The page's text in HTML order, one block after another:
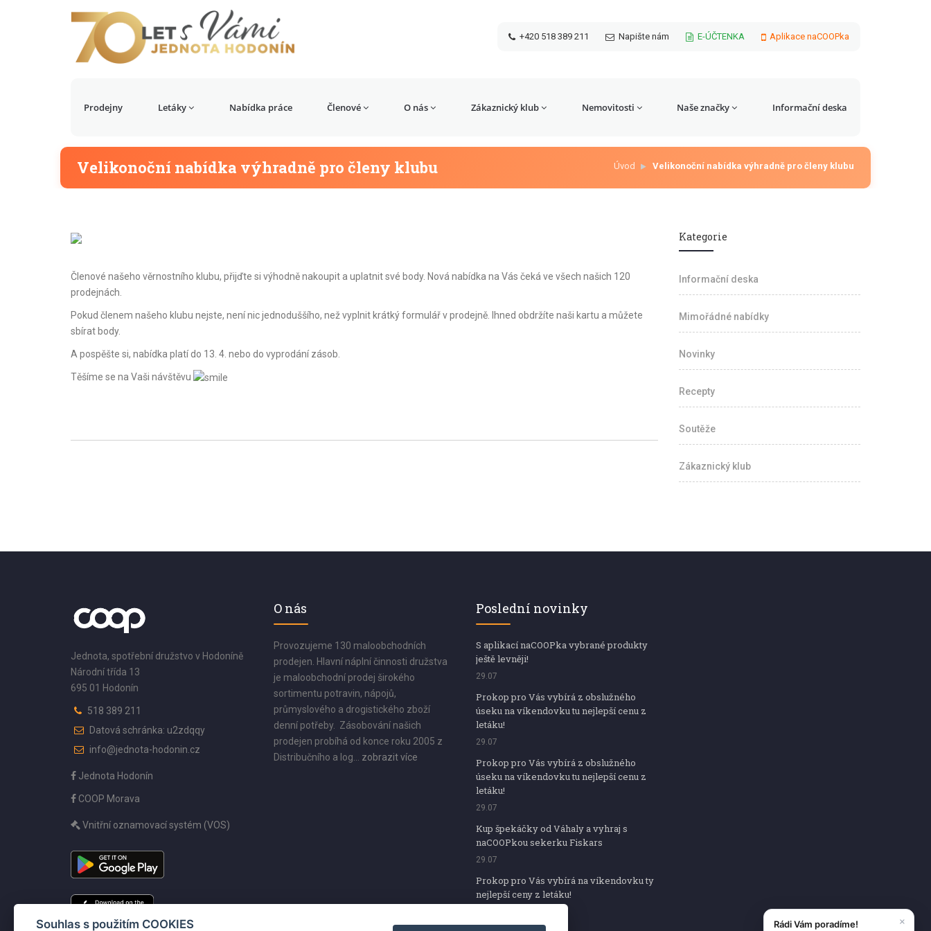
+420 518 389 211 Napište nám E-ÚČTENKA Aplikace naCOOPka
Prodejny Letáky Nabídka práce Členové O nás Zákaznický klub Nemovitosti Naše značky Informační deska
Velikonoční nabídka výhradně pro členy klubu Úvod Velikonoční nabídka výhradně pro členy klubu
Členové našeho věrnostního klubu, přijďte si výhodně nakoupit a uplatnit své body. Nová nabídka na Vás čeká ve všech našich 120
prodejnách.
Pokud členem našeho klubu nejste, není nic jednoduššího, než vyplnit krátký formulář v prodejně. Ihned obdržíte naši kartu a můžete
sbírat body.
A pospěšte si, nabídka platí do 13. 4. nebo do vyprodání zásob.
Těšíme se na Vaši návštěvu
Kategorie
Informační deska
Mimořádné nabídky
Novinky
Recepty
Soutěže
Zákaznický klub
Jednota, spotřební družstvo v Hodoníně
Národní třída 13
695 01 Hodonín
518 389 211
Datová schránka: u2zdqqy
info@jednota-hodonin.cz
Jednota Hodonín
COOP Morava
Vnitřní oznamovací systém (VOS)
O nás
Provozujeme 130 maloobchodních
prodejen. Hlavní náplní činnosti družstva
je maloobchodní prodej širokého
sortimentu potravin, nápojů,
průmyslového a drogistického zboží
denní potřeby. Zásobování našich
prodejen probíhá od konce roku 2005 z
Distribučního a log... zobrazit více
Poslední novinky
S aplikací naCOOPka vybrané produkty
ještě levněji!
29.07
Prokop pro Vás vybírá z obslužného
úseku na víkendovku tu nejlepší cenu z
letáku!
29.07
Prokop pro Vás vybírá z obslužného
úseku na víkendovku tu nejlepší cenu z
letáku!
29.07
Kup špekáčky od Váhaly a vyhraj s
naCOOPkou sekerku Fiskars
29.07
Prokop pro Vás vybírá na víkendovku ty
nejlepší ceny z letáku!
Souhlas s použitím COOKIES